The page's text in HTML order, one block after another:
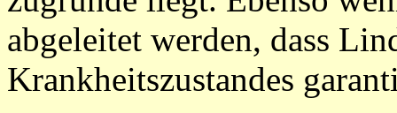
abgeleitet werden, dass
Krankheitszustandes